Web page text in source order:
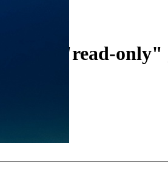
ist auf "read-only"